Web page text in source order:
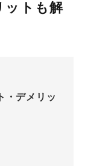
ットも解
・デメリッ